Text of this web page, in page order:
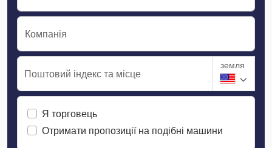
Компанія
Поштовий індекс та місце
земля
Я торговець
Отримати пропозиції на подібні машини